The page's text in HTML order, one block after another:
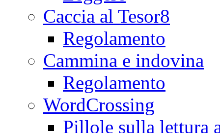
Caccia al Tesor8
Regolamento
Cammina e indovina
Regolamento
WordCrossing
Pillole sulla lettura